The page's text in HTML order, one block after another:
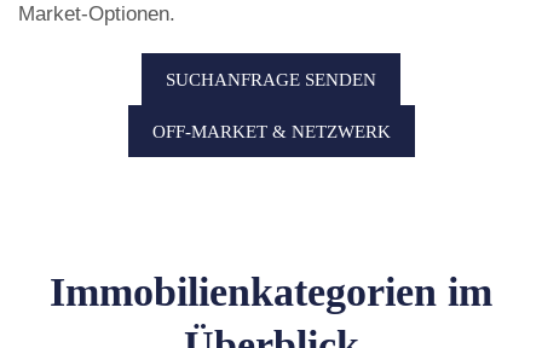
Market-Optionen.
SUCHANFRAGE SENDEN
OFF-MARKET & NETZWERK
Immobilienkategorien im